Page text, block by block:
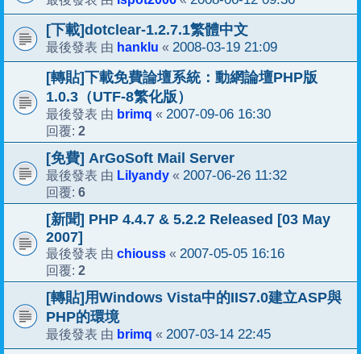
[下載]dotclear-1.2.7.1繁體中文
最後發表 由 hanklu « 2008-03-19 21:09
[轉貼]下載免費論壇系統：動網論壇PHP版
1.0.3（UTF-8繁化版）
最後發表 由 brimq « 2007-09-06 16:30
回覆: 2
[免費] ArGoSoft Mail Server
最後發表 由 Lilyandy « 2007-06-26 11:32
回覆: 6
[新聞] PHP 4.4.7 & 5.2.2 Released [03 May
2007]
最後發表 由 chiouss « 2007-05-05 16:16
回覆: 2
[轉貼]用Windows Vista中的IIS7.0建立ASP與
PHP的環境
最後發表 由 brimq « 2007-03-14 22:45